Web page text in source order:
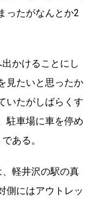
ったがなんとか2
かけることにし
見たいと思ったか
いたがしばらくす
駐車場に車を停め
ある。
軽井沢の駅の真
側にはアウトレッ